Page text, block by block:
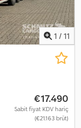
1 / 11
€17.490
Sabit fiyat KDV hariç
(€21.163 brüt)